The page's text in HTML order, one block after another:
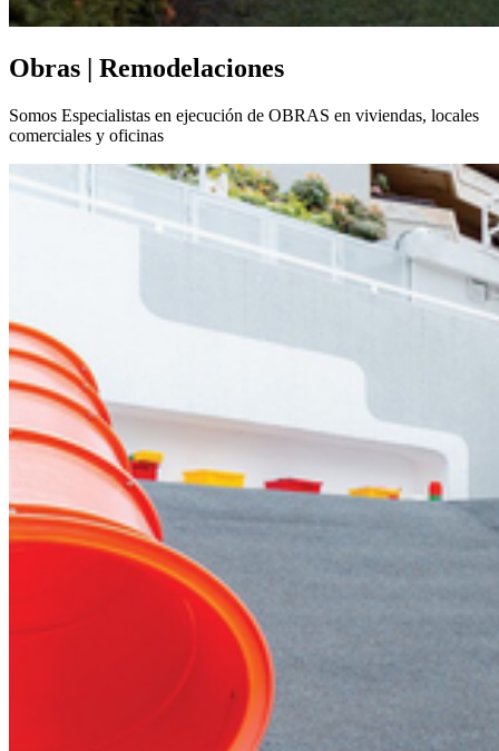
Obras | Remodelaciones
Somos Especialistas en ejecución de OBRAS en viviendas, locales
comerciales y oficinas